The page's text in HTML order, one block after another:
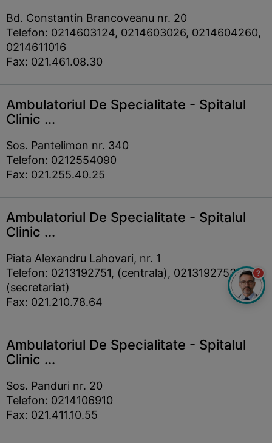
Bd. Constantin Brancoveanu nr. 20
Telefon: 0214603124, 0214603026, 0214604260,
0214611016
Fax: 021.461.08.30
Ambulatoriul De Specialitate - Spitalul
Clinic ...
Sos. Pantelimon nr. 340
Telefon: 0212554090
Fax: 021.255.40.25
Ambulatoriul De Specialitate - Spitalul
Clinic ...
Piata Alexandru Lahovari, nr. 1
Telefon: 0213192751, (centrala), 0213192753
(secretariat)
Fax: 021.210.78.64
Ambulatoriul De Specialitate - Spitalul
Clinic ...
Sos. Panduri nr. 20
Telefon: 0214106910
Fax: 021.411.10.55
?